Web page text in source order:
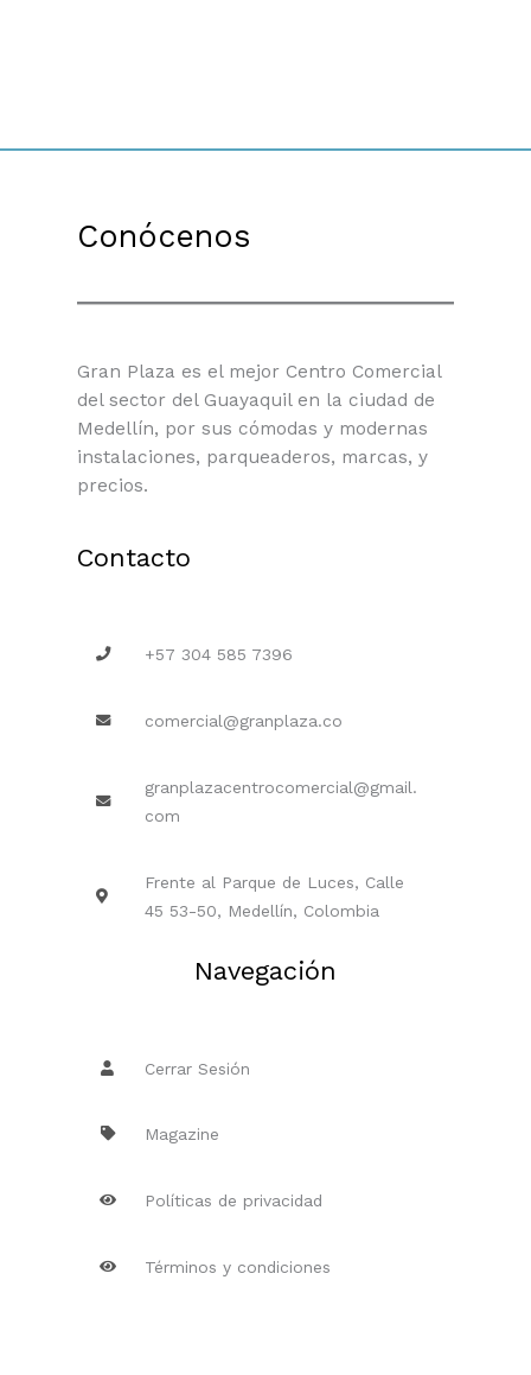
Conócenos
Gran Plaza es el mejor Centro Comercial
del sector del Guayaquil en la ciudad de
Medellín, por sus cómodas y modernas
instalaciones, parqueaderos, marcas, y
precios.
Contacto
+57 304 585 7396
comercial@granplaza.co
granplazacentrocomercial@gmail.
com
Frente al Parque de Luces, Calle
45 53-50, Medellín, Colombia
Navegación
Cerrar Sesión
Magazine
Políticas de privacidad
Términos y condiciones